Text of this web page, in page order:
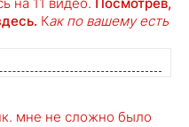
Как по вашему есть
мне не сложно было